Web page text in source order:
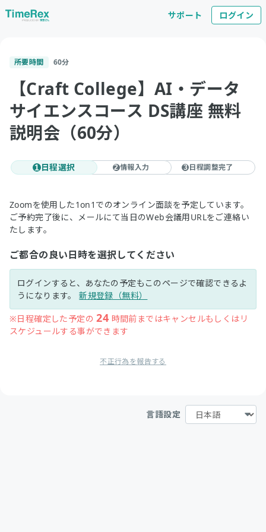
サポート ログイン
所要時間 60分
【Craft College】AI・データ
サイエンスコース DS講座 無料
説明会（60分）
1 日程選択 2情報入力 3 日程調整完了
Zoomを使用した1on1でのオンライン面談を予定しています。
ご予約完了後に、メールにて当日のWeb会議用URLをご連絡い
たします。
ご都合の良い日時を選択してください
ログインすると、あなたの予定もこのページで確認できるよ
うになります。新規登録（無料）
※日程確定した予定の24 時間前まではキャンセルもしくはリ
スケジュールする事ができます
不正行為を報告する
言語設定